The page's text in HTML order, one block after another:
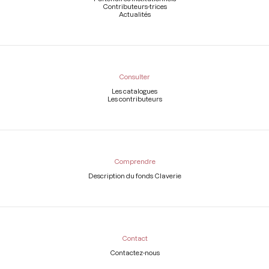
Contributeurs-trices
Actualités
Consulter
Les catalogues
Les contributeurs
Comprendre
Description du fonds Claverie
Contact
Contactez-nous